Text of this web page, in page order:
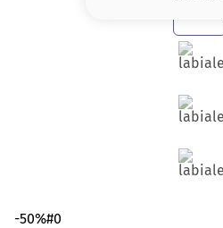
-50%#0